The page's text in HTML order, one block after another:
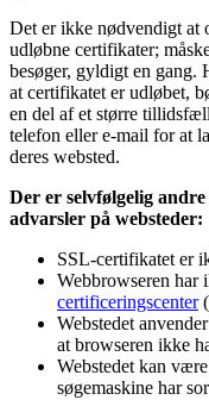
Det er ikke nødvendigt at
udløbne certifikater;
besøger, gyldigt en gang.
at certifikatet er udløbet,
en del af et større
telefon eller e-mail for at
deres websted.
Der er selvfølgelig
advarsler på websteder:
SSL-certifikatet er
Webbrowseren har
certificeringscenter
Webstedet
at browseren ikke
Webstedet kan
søgemaskine har